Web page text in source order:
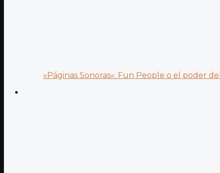
«Páginas Sonoras»: Fun People o el poder